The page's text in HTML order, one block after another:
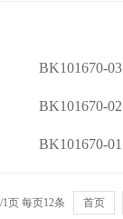
BK101670-03
BK101670-02
BK101670-01
页 每页12条 首页